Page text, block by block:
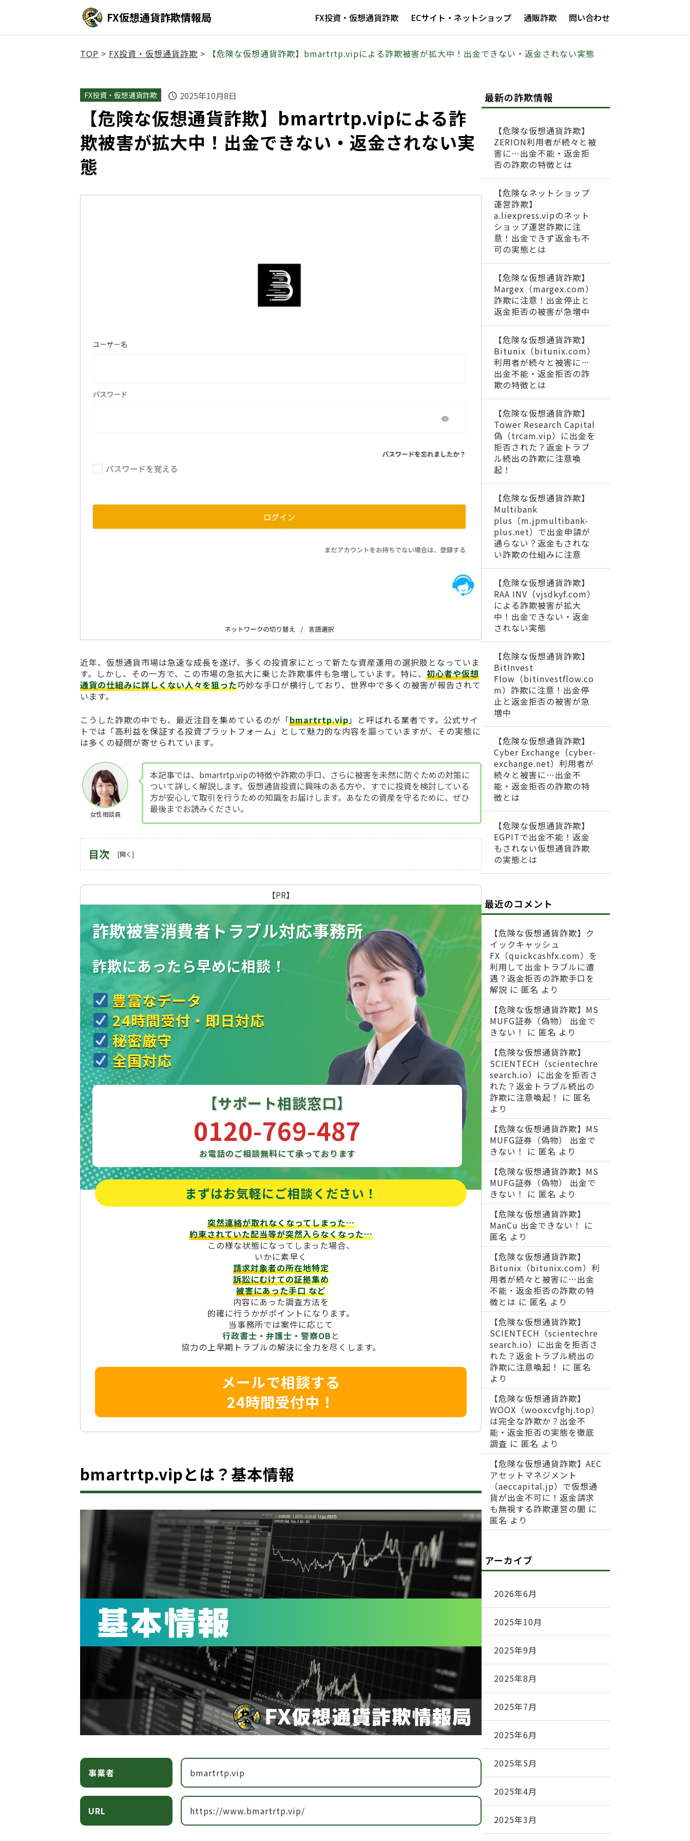
FX仮想通貨詐欺情報局 FX投資・仮想通貨詐欺 ECサイト・ネットショップ 通販詐欺 問い合わせ
TOP > FX投資・仮想通貨詐欺 > 【危険な仮想通貨詐欺】bmartrtp.vipによる詐欺被害が拡大中！出金できない・返金されない実態
FX投資・仮想通貨詐欺 schedule 2025年10月8日
【危険な仮想通貨詐欺】bmartrtp.vipによる詐
欺被害が拡大中！出金できない・返金されない実
態
近年、仮想通貨市場は急速な成長を遂げ、多くの投資家にとって新たな資産運用の選択肢となっていま
す。しかし、その一方で、この市場の急拡大に乗じた詐欺事件も急増しています。特に、 初心者や仮想
通貨の仕組みに詳しくない人々を狙った巧妙な手口が横行しており、世界中で多くの被害が報告されて
います。
こうした詐欺の中でも、最近注目を集めているのが「bmartrtp.vip」と呼ばれる業者です。公式サイ
トでは「高利益を保証する投資プラットフォーム」として魅力的な内容を謳っていますが、その実態に
は多くの疑問が寄せられています。
女性相談員
本記事では、bmartrtp.vipの特徴や詐欺の手口、さらに被害を未然に防ぐための対策に
ついて詳しく解説します。仮想通貨投資に興味のある方や、すでに投資を検討している
方が安心して取引を行うための知識をお届けします。あなたの資産を守るために、ぜひ
最後までお読みください。
目次
【PR】
詐欺被害消費者トラブル対応事務所
詐欺にあったら早めに相談！
豊富なデータ
24時間受付・即日対応
秘密厳守
全国対応
【サポート相談窓口】
0120-769-487
お電話のご相談無料にて承っております
まずはお気軽にご相談ください！
突然連絡が取れなくなってしまった…
約束されていた配当等が突然入らなくなった…
この様な状態になってしまった場合、
いかに素早く
請求対象者の所在地特定
訴訟にむけての証拠集め
被害にあった手口など
内容にあった調査方法を
的確に行うかがポイントになります。
当事務所では案件に応じて
行政書士・弁護士・警察OB と
協力の上早期トラブルの解決に全力を尽くします。
メールで相談する
24時間受付中！
bmartrtp.vipとは？基本情報
事業者 bmartrtp.vip
URL https://www.bmartrtp.vip/
最新の詐欺情報
【危険な仮想通貨詐欺】
ZERION利用者が続々と被
害に…出金不能・返金拒
否の詐欺の特徴とは
【危険なネットショップ
運営詐欺】
a.liexpress.vipのネット
ショップ運営詐欺に注
意！出金できず返金も不
可の実態とは
【危険な仮想通貨詐欺】
Margex（margex.com）
詐欺に注意！出金停止と
返金拒否の被害が急増中
【危険な仮想通貨詐欺】
Bitunix（bitunix.com）
利用者が続々と被害に…
出金不能・返金拒否の詐
欺の特徴とは
【危険な仮想通貨詐欺】
Tower Research Capital
偽（trcam.vip）に出金を
拒否された？返金トラブ
ル続出の詐欺に注意喚
起！
【危険な仮想通貨詐欺】
Multibank
plus（m.jpmultibank-
plus.net）で出金申請が
通らない？返金もされな
い詐欺の仕組みに注意
【危険な仮想通貨詐欺】
RAA INV（vjsdkyf.com）
による詐欺被害が拡大
中！出金できない・返金
されない実態
【危険な仮想通貨詐欺】
BitInvest
Flow（bitinvestflow.co
m）詐欺に注意！出金停
止と返金拒否の被害が急
増中
【危険な仮想通貨詐欺】
Cyber Exchange（cyber-
exchange.net）利用者が
続々と被害に…出金不
能・返金拒否の詐欺の特
徴とは
【危険な仮想通貨詐欺】
EGPITで出金不能！返金
もされない仮想通貨詐欺
の実態とは
最近のコメント
【危険な仮想通貨詐欺】ク
イックキャッシュ
FX（quickcashfx.com）を
利用して出金トラブルに遭
遇？返金拒否の詐欺手口を
解説 に 匿名 より
【危険な仮想通貨詐欺】MS
MUFG証券（偽物） 出金で
きない！
に 匿名 より
【危険な仮想通貨詐欺】
SCIENTECH（scientechre
search.io）に出金を拒否さ
れた？返金トラブル続出の
詐欺に注意喚起！
に 匿名
より
【危険な仮想通貨詐欺】MS
MUFG証券（偽物） 出金で
きない！
に 匿名 より
【危険な仮想通貨詐欺】MS
MUFG証券（偽物） 出金で
きない！
に 匿名 より
【危険な仮想通貨詐欺】
ManCu 出金できない！
に
匿名 より
【危険な仮想通貨詐欺】
Bitunix（bitunix.com）利
用者が続々と被害に…出金
不能・返金拒否の詐欺の特
徴とは に 匿名 より
【危険な仮想通貨詐欺】
SCIENTECH（scientechre
search.io）に出金を拒否さ
れた？返金トラブル続出の
詐欺に注意喚起！
に 匿名
より
【危険な仮想通貨詐欺】
WOOX（wooxcvfghj.top）
は完全な詐欺か？出金不
能・返金拒否の実態を徹底
調査 に 匿名 より
【危険な仮想通貨詐欺】AEC
アセットマネジメント
（aeccapital.jp）で仮想通
貨が出金不可に！返金請求
も無視する詐欺運営の闇 に
匿名 より
アーカイブ
2026年6月
2025年10月
2025年9月
2025年8月
2025年7月
2025年6月
2025年5月
2025年4月
2025年3月